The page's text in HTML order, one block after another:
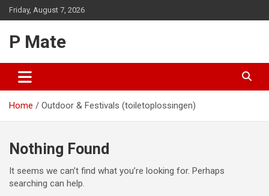
Skip
to
Friday, August 7, 2026
P Mate
Home Outdoor & Festivals (toiletoplossingen)
Nothing Found
It seems we can’t find what you’re looking for. Perhaps
searching can help.